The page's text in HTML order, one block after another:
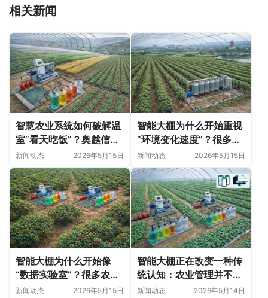
相关新闻
智慧农业系统如何破解温
室“看天吃饭”？奥越信科
技深耕甘肃日光温室的精
细化落地实践
新闻动态 2026年5月15日
智能大棚为什么开始重视
“环境变化速度”？很多农
业问题并非突然出现
新闻动态 2026年5月15日
智能大棚为什么开始像
“数据实验室”？很多农业
变化，正在悄悄发生
新闻动态 2026年5月15日
智能大棚正在改变一种传
统认知：农业管理并不只
是“种植技术”
新闻动态 2026年5月14日